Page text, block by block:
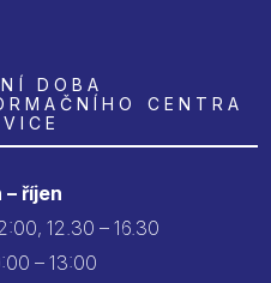
DOBA
CENTRA
– říjen
12.30 – 16.30
– 13:00